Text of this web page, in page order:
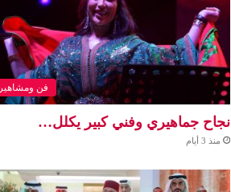
فن ومشاهير
نجاح جماهيري وفني كبير يكلل…
منذ 3 أيام